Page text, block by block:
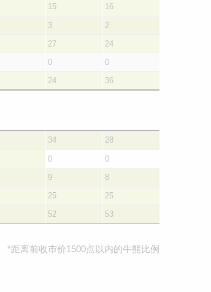
15
16
3
2
27
24
0
0
24 36
34
28
0
0
9
8
25
25
52 53
*距离前收巿价1500点以内的牛熊比例